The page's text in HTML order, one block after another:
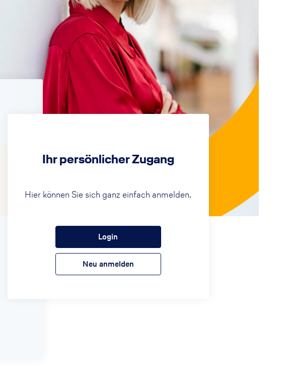
Ihr persönlicher Zugang
Hier können Sie sich ganz einfach anmelden.
Login
Neu anmelden